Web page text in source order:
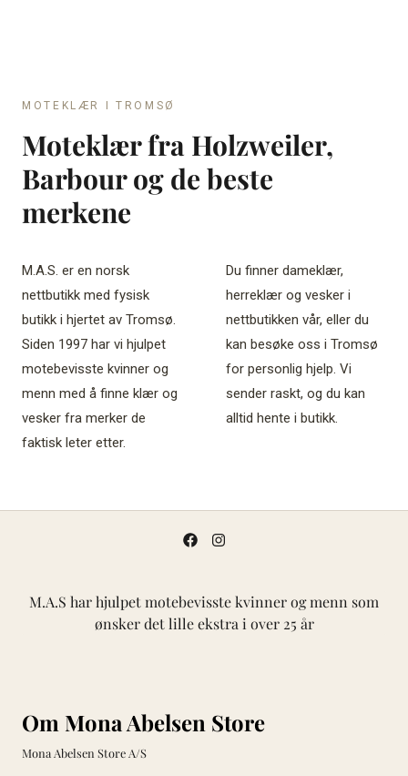
MOTEKLÆR I TROMSØ
Moteklær fra Holzweiler,
Barbour og de beste
merkene
M.A.S. er en norsk
nettbutikk med fysisk
butikk i hjertet av Tromsø.
Siden 1997 har vi hjulpet
motebevisste kvinner og
menn med å finne klær og
vesker fra merker de
faktisk leter etter.
Du finner dameklær,
herreklær og vesker i
nettbutikken vår, eller du
kan besøke oss i Tromsø
for personlig hjelp. Vi
sender raskt, og du kan
alltid hente i butikk.
M.A.S har hjulpet motebevisste kvinner og menn som
ønsker det lille ekstra i over 25 år
Om Mona Abelsen Store
Mona Abelsen Store A/S